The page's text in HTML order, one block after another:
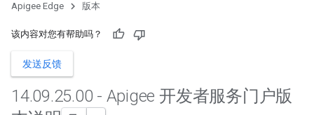
Apigee Edge 版本
该内容对您有帮助吗？
发送反馈
14.09.25.00 - Apigee 开发者服务门户版